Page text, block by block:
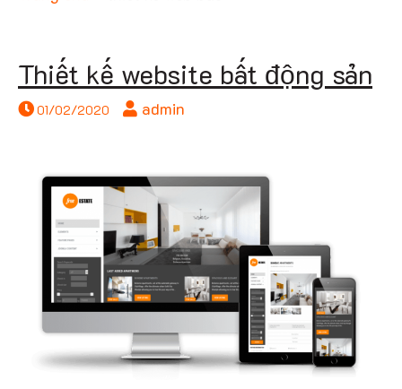
u
bđs
Thiết kế website bất động sản
01/02/2020 admin